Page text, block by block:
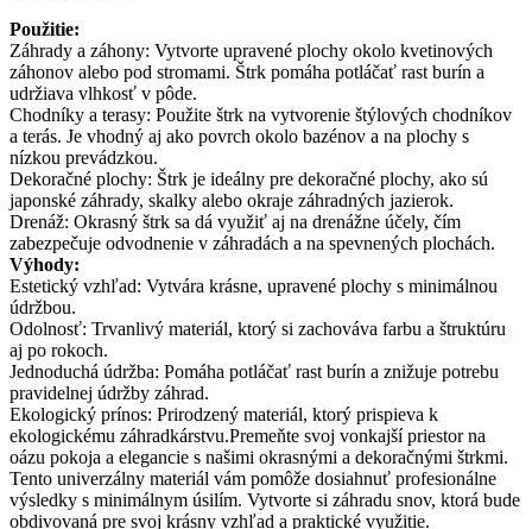
Použitie:
Záhrady a záhony: Vytvorte upravené plochy okolo kvetinových
záhonov alebo pod stromami. Štrk pomáha potláčať rast burín a
udržiava vlhkosť v pôde.
Chodníky a terasy: Použite štrk na vytvorenie štýlových chodníkov
a terás. Je vhodný aj ako povrch okolo bazénov a na plochy s
nízkou prevádzkou.
Dekoračné plochy: Štrk je ideálny pre dekoračné plochy, ako sú
japonské záhrady, skalky alebo okraje záhradných jazierok.
Drenáž: Okrasný štrk sa dá využiť aj na drenážne účely, čím
zabezpečuje odvodnenie v záhradách a na spevnených plochách.
Výhody:
Estetický vzhľad: Vytvára krásne, upravené plochy s minimálnou
údržbou.
Odolnosť: Trvanlivý materiál, ktorý si zachováva farbu a štruktúru
aj po rokoch.
Jednoduchá údržba: Pomáha potláčať rast burín a znižuje potrebu
pravidelnej údržby záhrad.
Ekologický prínos: Prirodzený materiál, ktorý prispieva k
ekologickému záhradkárstvu.Premeňte svoj vonkajší priestor na
oázu pokoja a elegancie s našimi okrasnými a dekoračnými štrkmi.
Tento univerzálny materiál vám pomôže dosiahnuť profesionálne
výsledky s minimálnym úsilím. Vytvorte si záhradu snov, ktorá bude
obdivovaná pre svoj krásny vzhľad a praktické využitie.